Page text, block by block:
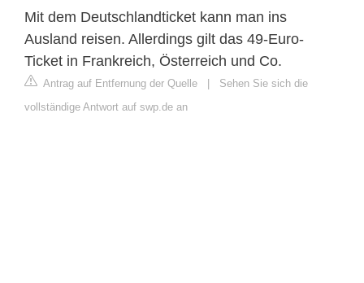
Mit dem Deutschlandticket kann man ins
Ausland reisen. Allerdings gilt das 49-Euro-
Ticket in Frankreich, Österreich und Co.
Antrag auf Entfernung der Quelle | Sehen Sie sich die
vollständige Antwort auf swp.de an